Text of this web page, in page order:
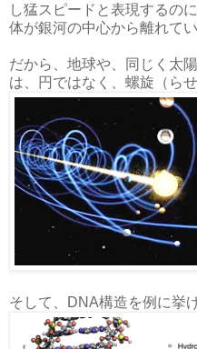
し猛スピードと表現するの
体が銀河の中心から離れてい
だから、地球や、同じく太
は、円ではなく、螺旋（ら
そして、DNA構造を例に挙